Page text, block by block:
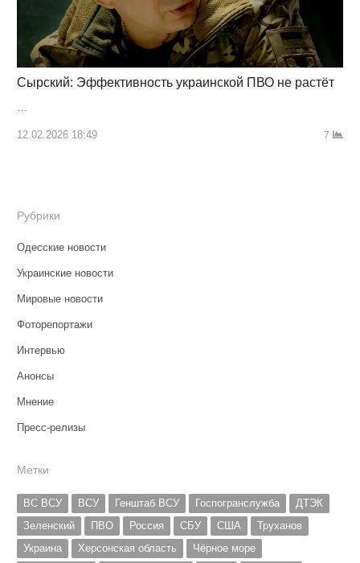
Сырский: Эффективность украинской ПВО не растёт
12.02.2026 18:49 7
Рубрики
Одесские новости
Украинские новости
Мировые новости
Фоторепортажи
Интервью
Анонсы
Мнение
Пресс-релизы
Метки
ВС ВСУ ВСУ Генштаб ВСУ Госпогранслужба
ДТЭК
Зеленский
ПВО Россия СБУ США
Труханов
Украина
Херсонская область
Чёрное море